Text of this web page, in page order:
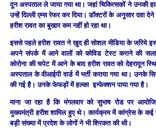
दून अस्पताल ले जाया गया था। जहां चिकित्सकों ने उनकी
उन्हें दिल्ली एम्स रेफर कर दिया। डॉक्टरों के अनुसार दवा देने
हरीश रावत का बुखार कम नहीं हो रहा था।
इससे पहले हरीश रावत ने खुद ही सोशल मीडिया के जरिये
अपने संपर्क में आने वालों को कोविड टेस्ट कराने की
कोरोना की चपेट में आने के बाद हरीश रावत को देहरादून
अस्पताल के वीआईपी वार्ड में भर्ती कराया गया था। उनके
की गई है। उनके फेफड़ों में हल्का इन्फेक्शन पाया गया है।
माना जा रहा है कि मंगलवार को सुभाष रोड पर
मुख्यमंत्री हरीश शामिल हुए थे। कार्यक्रम में कांग्रेस के कई
बड़ी संख्या में प्रदेश के लोगों ने भी शिरकत की थी।